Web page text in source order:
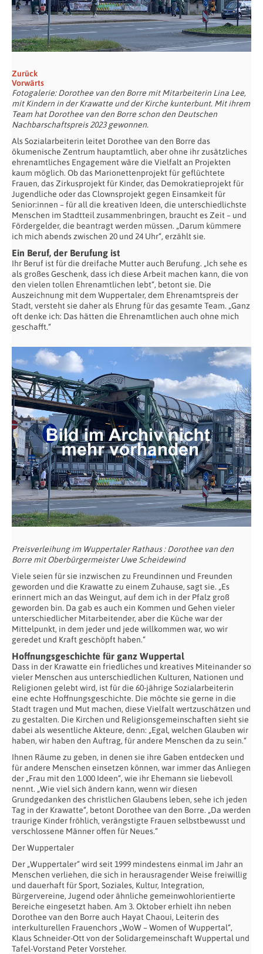
Zurück
Vorwärts
Fotogalerie: Dorothee van den Borre mit Mitarbeiterin Lina Lee,
mit Kindern in der Krawatte und der Kirche kunterbunt. Mit ihrem
Team hat Dorothee van den Borre schon den Deutschen
Nachbarschaftspreis 2023 gewonnen.
Als Sozialarbeiterin leitet Dorothee van den Borre das
ökumenische Zentrum hauptamtlich, aber ohne ihr zusätzliches
ehrenamtliches Engagement wäre die Vielfalt an Projekten
kaum möglich. Ob das Marionettenprojekt für geflüchtete
Frauen, das Zirkusprojekt für Kinder, das Demokratieprojekt für
Jugendliche oder das Clownsprojekt gegen Einsamkeit für
Senior:innen – für all die kreativen Ideen, die unterschiedlichste
Menschen im Stadtteil zusammenbringen, braucht es Zeit – und
Fördergelder, die beantragt werden müssen. „Darum kümmere
ich mich abends zwischen 20 und 24 Uhr“, erzählt sie.
Ein Beruf, der Berufung ist
Ihr Beruf ist für die dreifache Mutter auch Berufung. „Ich sehe es
als großes Geschenk, dass ich diese Arbeit machen kann, die von
den vielen tollen Ehrenamtlichen lebt“, betont sie. Die
Auszeichnung mit dem Wuppertaler, dem Ehrenamtspreis der
Stadt, versteht sie daher als Ehrung für das gesamte Team. „Ganz
oft denke ich: Das hätten die Ehrenamtlichen auch ohne mich
geschafft.“
Preisverleihung im Wuppertaler Rathaus : Dorothee van den
Borre mit Oberbürgermeister Uwe Scheidewind
Viele seien für sie inzwischen zu Freundinnen und Freunden
geworden und die Krawatte zu einem Zuhause, sagt sie. „Es
erinnert mich an das Weingut, auf dem ich in der Pfalz groß
geworden bin. Da gab es auch ein Kommen und Gehen vieler
unterschiedlicher Mitarbeitender, aber die Küche war der
Mittelpunkt, in dem jeder und jede willkommen war, wo wir
geredet und Kraft geschöpft haben.“
Hoffnungsgeschichte für ganz Wuppertal
Dass in der Krawatte ein friedliches und kreatives Miteinander so
vieler Menschen aus unterschiedlichen Kulturen, Nationen und
Religionen gelebt wird, ist für die 60-jährige Sozialarbeiterin
eine echte Hoffnungsgeschichte. Die möchte sie gerne in die
Stadt tragen und Mut machen, diese Vielfalt wertzuschätzen und
zu gestalten. Die Kirchen und Religionsgemeinschaften sieht sie
dabei als wesentliche Akteure, denn: „Egal, welchen Glauben wir
haben, wir haben den Auftrag, für andere Menschen da zu sein.“
Ihnen Räume zu geben, in denen sie ihre Gaben entdecken und
für andere Menschen einsetzen können, war immer das Anliegen
der „Frau mit den 1.000 Ideen“, wie ihr Ehemann sie liebevoll
nennt. „Wie viel sich ändern kann, wenn wir diesen
Grundgedanken des christlichen Glaubens leben, sehe ich jeden
Tag in der Krawatte“, betont Dorothee van den Borre. „Da werden
traurige Kinder fröhlich, verängstigte Frauen selbstbewusst und
verschlossene Männer offen für Neues.“
Der Wuppertaler
Der „Wuppertaler“ wird seit 1999 mindestens einmal im Jahr an
Menschen verliehen, die sich in herausragender Weise freiwillig
und dauerhaft für Sport, Soziales, Kultur, Integration,
Bürgervereine, Jugend oder ähnliche gemeinwohlorientierte
Bereiche eingesetzt haben. Am 3. Oktober erhielt ihn neben
Dorothee van den Borre auch Hayat Chaoui, Leiterin des
interkulturellen Frauenchors „WoW – Women of Wuppertal“,
Klaus Schneider-Ott von der Solidargemeinschaft Wuppertal und
Tafel-Vorstand Peter Vorsteher.